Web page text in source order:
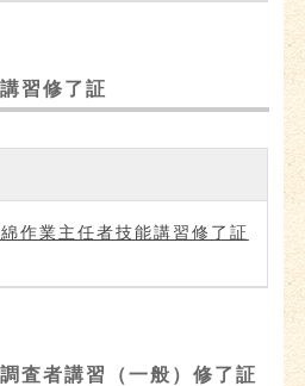
習修了証
作業主任者技能講習修了証
査者講習（一般）修了証